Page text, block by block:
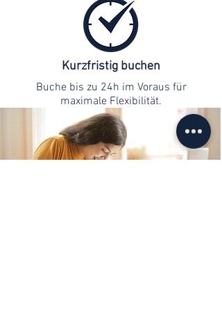
Kurzfristig buchen
Buche bis zu 24h im Voraus für
maximale Flexibilität.